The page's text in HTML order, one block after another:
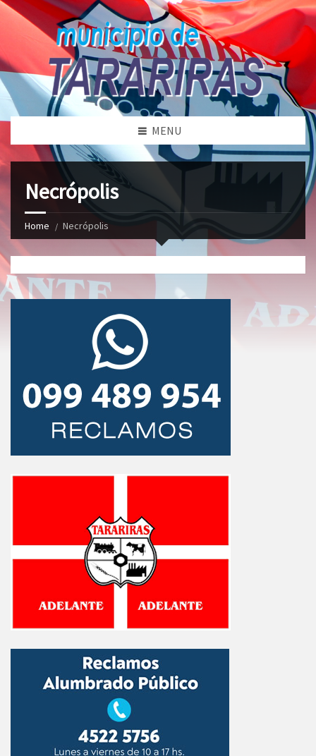
MENU
Necrópolis
Home Necrópolis